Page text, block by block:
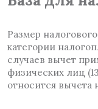
Размер
категории
случаев вычет
физических лиц
относится вычета